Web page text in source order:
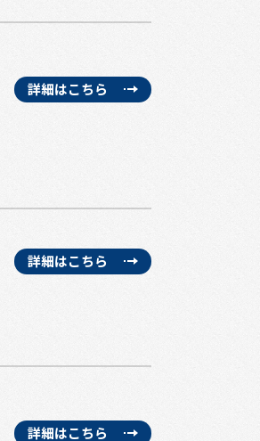
詳細はこちら
詳細はこちら
詳細はこちら